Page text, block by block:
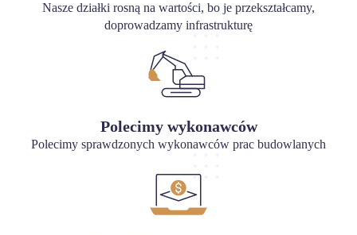
Nasze działki rosną na wartości, bo je przekształcamy,
doprowadzamy infrastrukturę
Polecimy wykonawców
Polecimy sprawdzonych wykonawców prac budowlanych